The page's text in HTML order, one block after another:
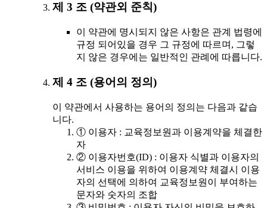
제 3 조 (약관외 준칙)
이 약관에 명시되지 않은 사항은 관계 법령에
규정 되어있을 경우 그 규정에 따르며, 그렇
지 않은 경우에는 일반적인 관례에 따릅니다.
제 4 조 (용어의 정의)
이 약관에서 사용하는 용어의 정의는 다음과 같습
니다.
① 이용자 : 교육정보원과 이용계약을 체결한
자
② 이용자번호(ID) : 이용자 식별과 이용자의
서비스 이용을 위하여 이용계약 체결시 이용
자의 선택에 의하여 교육정보원이 부여하는
문자와 숫자의 조합